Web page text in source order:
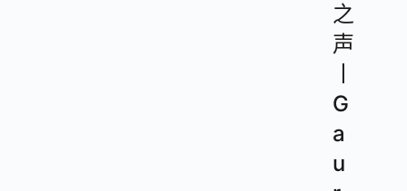
之
声
G
a
u